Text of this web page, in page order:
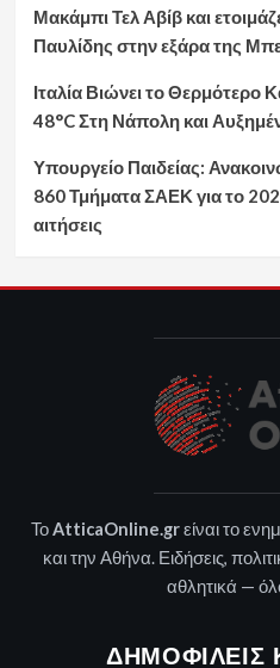
Μακάμπι Τελ Αβίβ και
Παυλίδης στην εξάρα της
Ιταλία Βιώνει το Θερμότερο
48°C Στη Νάπολη και
Υπουργείο Παιδείας:
860 Τμήματα ΣΑΕΚ για το
αιτήσεις
ΤοAtticaOnline.grείναι το
και την Αθήνα. Ειδήσεις,
αθλητικά —
ΔΗΜΟΦΙΛΕΊΣ